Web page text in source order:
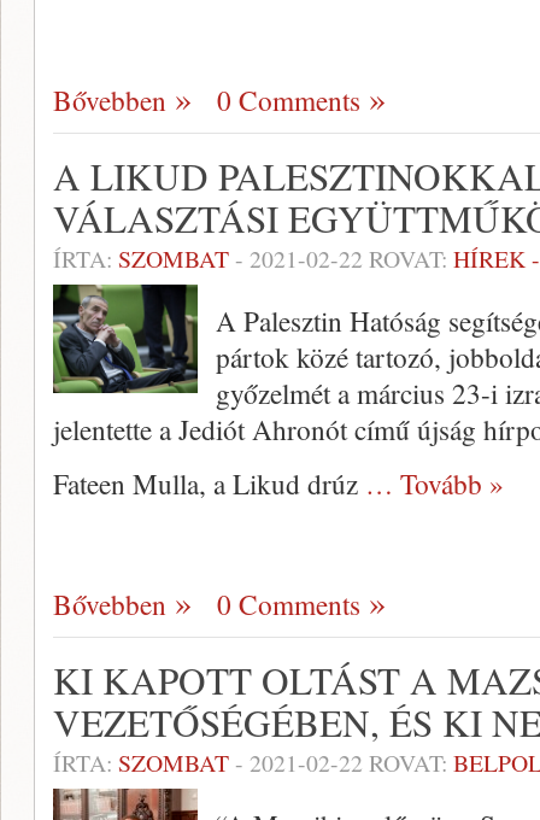
Bővebben 0 Comments
A LIKUD
VÁLASZTÁSI
ÍRTA: SZOMBAT- 2021-02-22 ROVAT: HÍREK
A Palesztin Hatóság
pártok közé tartozó,
győzelmét a március 23-i
jelentette a Jediót Ahronót című újság
Fateen Mulla, a Likud drúz … Tovább »
Bővebben 0 Comments
KI KAPOTT OLTÁST A
VEZETŐSÉGÉBEN, ÉS KI
ÍRTA: SZOMBAT- 2021-02-22 ROVAT: